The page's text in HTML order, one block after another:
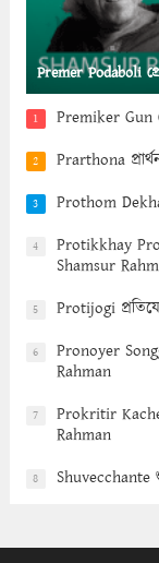
Premer Podaboli
1 Premiker Gun
2 Prarthona
3 Prothom
4
Protikkhay
Shamsur
5 Protijogi
6
Pronoyer
Rahman
7
Prokritir Kache
Rahman
8 Shuvecchante